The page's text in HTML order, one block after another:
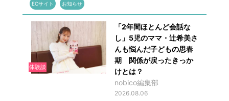
ECサイト お知らせ
体験談
「2年間ほとんど会話な
し」5児のママ・辻希美さ
んも悩んだ子どもの思春
期 関係が戻ったきっか
けとは？
nobico編集部
2026.08.06